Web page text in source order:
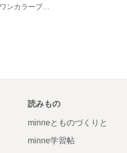
ベースチップ・ワンカラーブラック【ロングバレリーナチップ】
読みもの
minneとものづくりと
minne学習帖